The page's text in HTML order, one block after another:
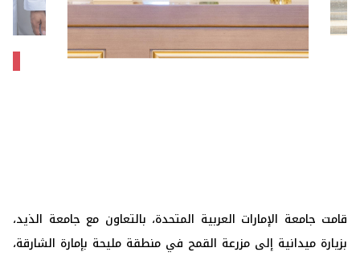
قامت جامعة الإمارات العربية المتحدة، بالتعاون مع جامعة الذيد،
بزيارة ميدانية إلى مزرعة القمح في منطقة مليحة بإمارة الشارقة،